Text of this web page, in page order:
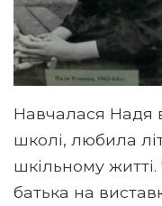
Навчалася Надя
школі, любила
шкільному
батька на